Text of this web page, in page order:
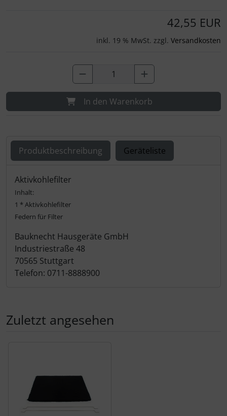
42,55 EUR
inkl. 19 % MwSt. zzgl. Versandkosten
In den Warenkorb
Produktbeschreibung Geräteliste
Produktbeschreibung
Aktivkohlefilter
Inhalt:
1 * Aktivkohlefilter
Federn für Filter
Bauknecht Hausgeräte GmbH
Industriestraße 48
70565 Stuttgart
Telefon: 0711-8888900
Zuletzt angesehen